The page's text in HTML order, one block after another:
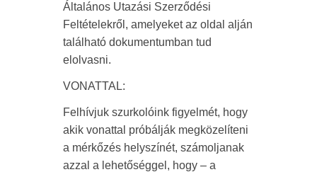
Általános Utazási Szerződési
Feltételekről, amelyeket az oldal alján
található dokumentumban tud
elolvasni.
VONATTAL:
Felhívjuk szurkolóink figyelmét, hogy
akik vonattal próbálják megközelíteni
a mérkőzés helyszínét, számoljanak
azzal a lehetőséggel, hogy – a